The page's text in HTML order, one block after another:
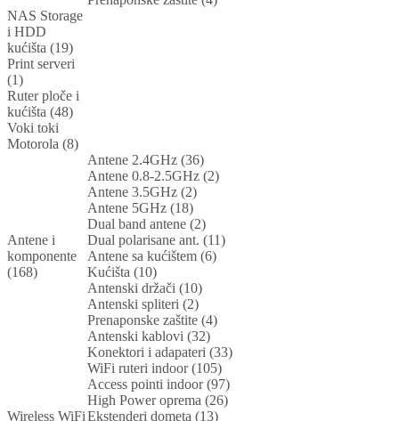
NAS Storage
i HDD
kućišta (19)
Print serveri
(1)
Ruter ploče i
kućišta (48)
Voki toki
Motorola (8)
Antene i
komponente
(168)
Antene 2.4GHz (36)
Antene 0.8-2.5GHz (2)
Antene 3.5GHz (2)
Antene 5GHz (18)
Dual band antene (2)
Dual polarisane ant. (11)
Antene sa kućištem (6)
Kućišta (10)
Antenski držači (10)
Antenski spliteri (2)
Prenaponske zaštite (4)
Antenski kablovi (32)
Konektori i adapateri (33)
Wireless WiFi
WiFi ruteri indoor (105)
Access pointi indoor (97)
High Power oprema (26)
Ekstenderi dometa (13)